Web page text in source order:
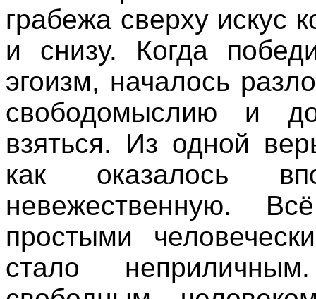
грабежа сверху искус
и снизу. Когда
эгоизм, началось
свободомыслию и
взяться. Из одной
как оказалось
невежественную.
простыми
стало